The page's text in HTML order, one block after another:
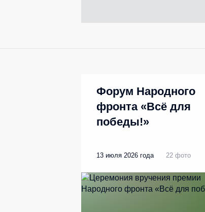
Форум Народного
фронта «Всё для
победы!»
13 июля 2026 года 22 фото